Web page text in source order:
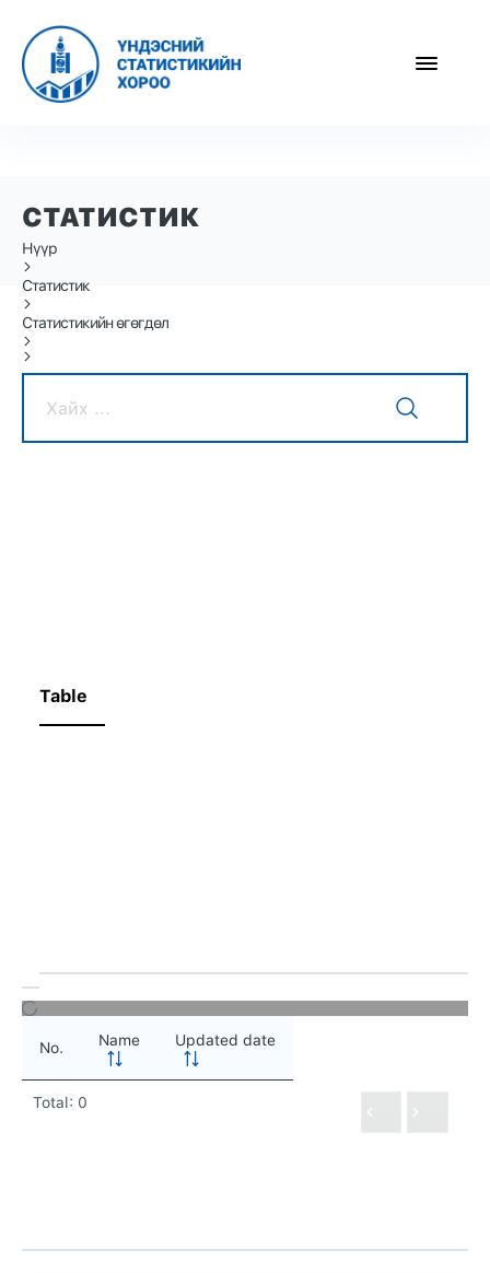
СТАТИСТИК
Нүүр
Статистик
Статистикийн өгөгдөл
Table
No. Name Updated date
Total: 0